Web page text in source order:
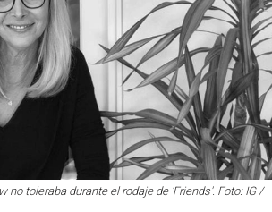
no toleraba durante el rodaje de 'Friends'. Foto: IG /